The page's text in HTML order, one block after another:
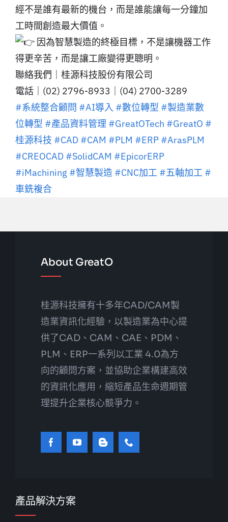
經不是誰有最新的機台，而是誰能讓每一分鐘加
工時間創造最大價值。
因為智慧製造的終極目標，不是讓機器工作
得更辛苦，而是讓工廠變得更聰明。
聯絡我們｜桂源科技股份有限公司
電話｜(02) 2796-8933｜(04) 2700-3289
#系統整合顧問 #AI導入 #數位轉型 #製造業數
位轉型 #產品資料管理 #GreatOTech #GreatO #
桂源科技 #CAD #CAM #PLM #ERP #ArasPLM
#CREOCAD #SolidCAM #EpicorERP
#iMachining #智慧製造 #CNC加工 #五軸加工 #
車銑複合
About GreatO
桂源科技擁有十多年CAD/CAM製
造業資訊化經驗，以製造業為中心提
供了CAD、CAM、CAE、PDM、
PLM、ERP一系列以工業 4.0為方
向的顧問方案，並協助企業構建高效
的資訊化應用，縮短產品生命週期管
理提升企業核心競爭力。
產品解決方案